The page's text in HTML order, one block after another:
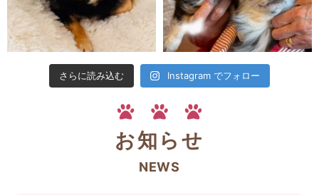
さらに読み込む Instagram でフォロー
お知らせ
NEWS